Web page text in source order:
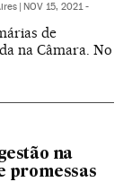
NOV 15, 2021 -
de
na Câmara. No
na
promessas